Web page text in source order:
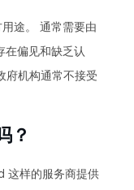
途。 通常需要由
在偏见和缺乏认
府机构通常不接受
？
这样的服务商提供